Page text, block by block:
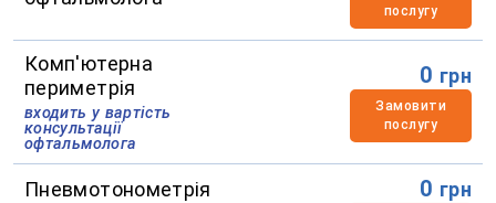
послугу
Комп'ютерна
периметрія
входить у вартість
консультації
офтальмолога
0 грн
Замовити
послугу
Пневмотонометрія 0 грн